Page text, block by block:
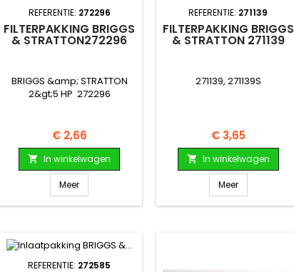
REFERENTIE: 272296
FILTERPAKKING BRIGGS
& STRATTON272296
BRIGGS &amp; STRATTON
2&gt;5 HP 272296
Prijs
€ 2,66
 In winkelwagen
Meer
REFERENTIE: 271139
FILTERPAKKING BRIGGS
& STRATTON 271139
271139, 271139S
Prijs
€ 3,65
 In winkelwagen
Meer
REFERENTIE: 272585